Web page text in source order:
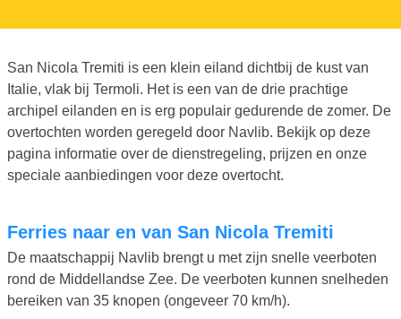
San Nicola Tremiti is een klein eiland dichtbij de kust van
Italie, vlak bij Termoli. Het is een van de drie prachtige
archipel eilanden en is erg populair gedurende de zomer. De
overtochten worden geregeld door Navlib. Bekijk op deze
pagina informatie over de dienstregeling, prijzen en onze
speciale aanbiedingen voor deze overtocht.
Ferries naar en van San Nicola Tremiti
De maatschappij Navlib brengt u met zijn snelle veerboten
rond de Middellandse Zee. De veerboten kunnen snelheden
bereiken van 35 knopen (ongeveer 70 km/h).